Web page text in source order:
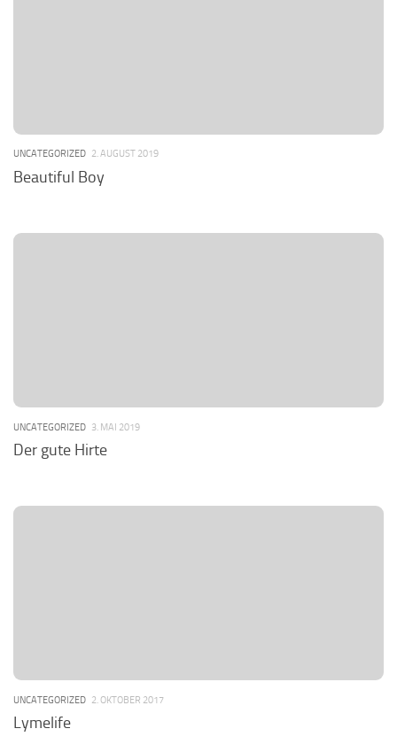
UNCATEGORIZED 2. AUGUST 2019
Beautiful Boy
UNCATEGORIZED 3. MAI 2019
Der gute Hirte
UNCATEGORIZED 2. OKTOBER 2017
Lymelife